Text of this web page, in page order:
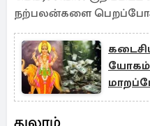
நற்பலன்களை
துலாம்